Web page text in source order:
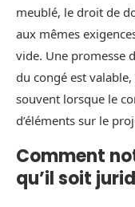
meublé, le droit de
aux mêmes
vide. Une promesse
du congé est
souvent lorsque le
d’éléments sur le
Comment
qu’il soit